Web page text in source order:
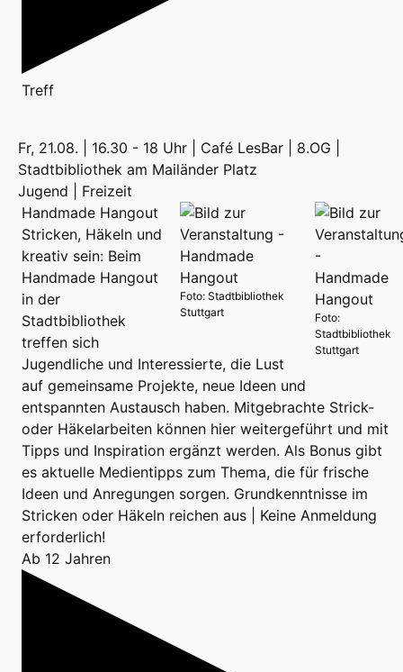
Treff
Fr, 21.08. | 16.30 - 18 Uhr | Café LesBar | 8.OG |
Stadtbibliothek am Mailänder Platz
Jugend | Freizeit
Foto:
Stadtbibliothek
Stuttgart
Foto: Stadtbibliothek
Stuttgart
Handmade Hangout
Stricken, Häkeln und
kreativ sein: Beim
Handmade Hangout
in der
Stadtbibliothek
treffen sich
Jugendliche und Interessierte, die Lust
auf gemeinsame Projekte, neue Ideen und
entspannten Austausch haben. Mitgebrachte Strick-
oder Häkelarbeiten können hier weitergeführt und mit
Tipps und Inspiration ergänzt werden. Als Bonus gibt
es aktuelle Medientipps zum Thema, die für frische
Ideen und Anregungen sorgen. Grundkenntnisse im
Stricken oder Häkeln reichen aus | Keine Anmeldung
erforderlich!
Ab 12 Jahren